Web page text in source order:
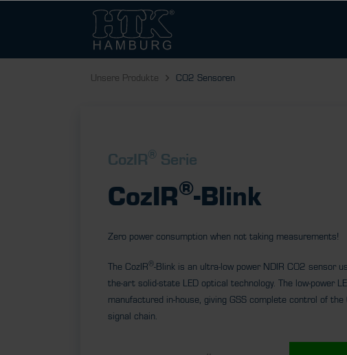
Unsere Produkte CO2 Sensoren
CozIR® Serie
CozIR®-Blink
Zero power consumption when not taking measurements!
The CozIR®-Blink is an ultra-low power NDIR CO2 sensor
the-art solid-state LED optical technology. The low-power
manufactured in-house, giving GSS complete control of
signal chain.